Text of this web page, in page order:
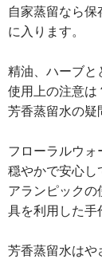
自家蒸留なら
に入ります。
精油、ハーブと
使用上の注意は
芳香蒸留水の疑
フローラルウォ
穏やかで安心し
アランピックの
具を利用した手
芳香蒸留水はや